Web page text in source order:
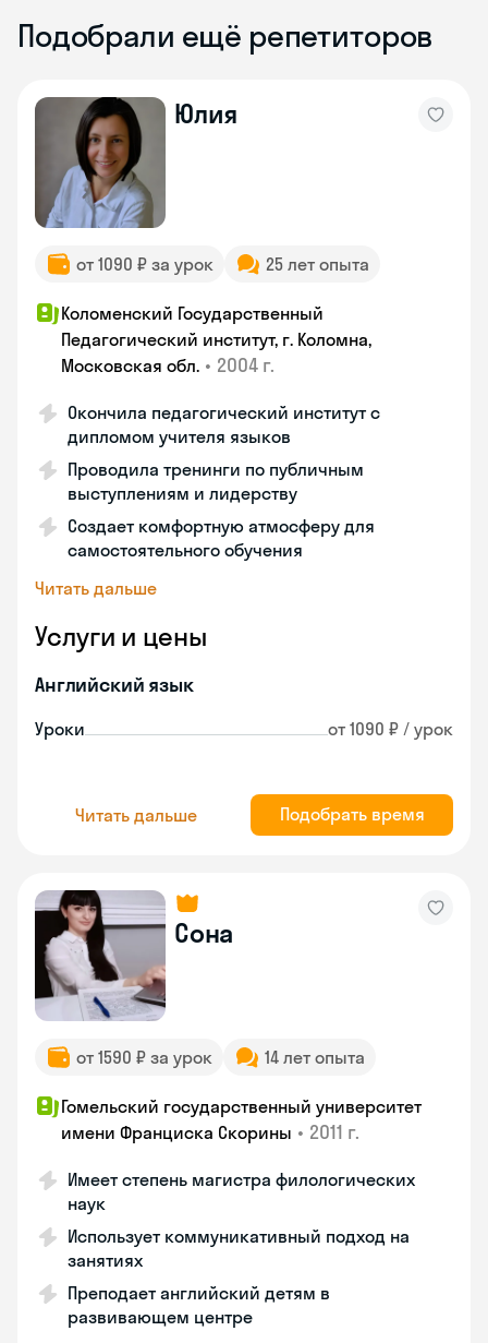
Подобрали ещё репетиторов
Юлия
от 1090 ₽ за урок 25 лет опыта
Коломенский Государственный
Педагогический институт, г. Коломна,
Московская обл. • 2004 г.
Окончила педагогический институт с
дипломом учителя языков
Проводила тренинги по публичным
выступлениям и лидерству
Создает комфортную атмосферу для
самостоятельного обучения
Читать дальше
Услуги и цены
Английский язык
Уроки от 1090 ₽ / урок
Читать дальше Подобрать время
Сона
от 1590 ₽ за урок 14 лет опыта
Гомельский государственный университет
имени Франциска Скорины • 2011 г.
Имеет степень магистра филологических
наук
Использует коммуникативный подход на
занятиях
Преподает английский детям в
развивающем центре